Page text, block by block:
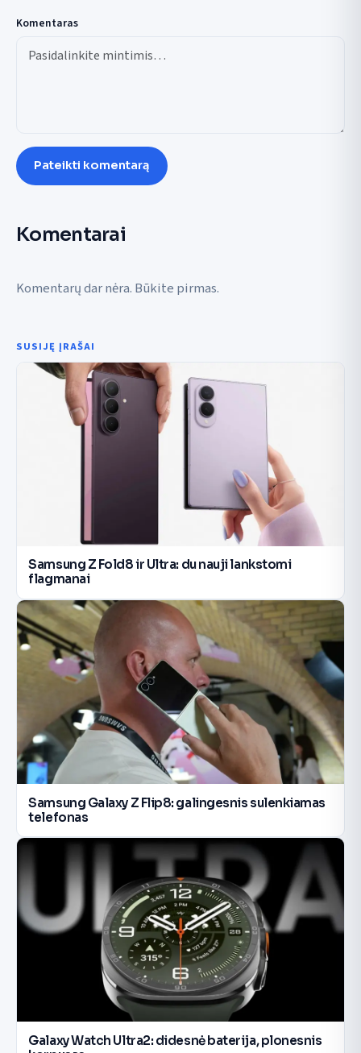
Komentaras
Pateikti komentarą
Komentarai
Komentarų dar nėra. Būkite pirmas.
SUSIJĘ ĮRAŠAI
Samsung Z Fold8 ir Ultra: du nauji lankstomi
flagmanai
Samsung Galaxy Z Flip8: galingesnis sulenkiamas
telefonas
Galaxy Watch Ultra2: didesnė baterija, plonesnis